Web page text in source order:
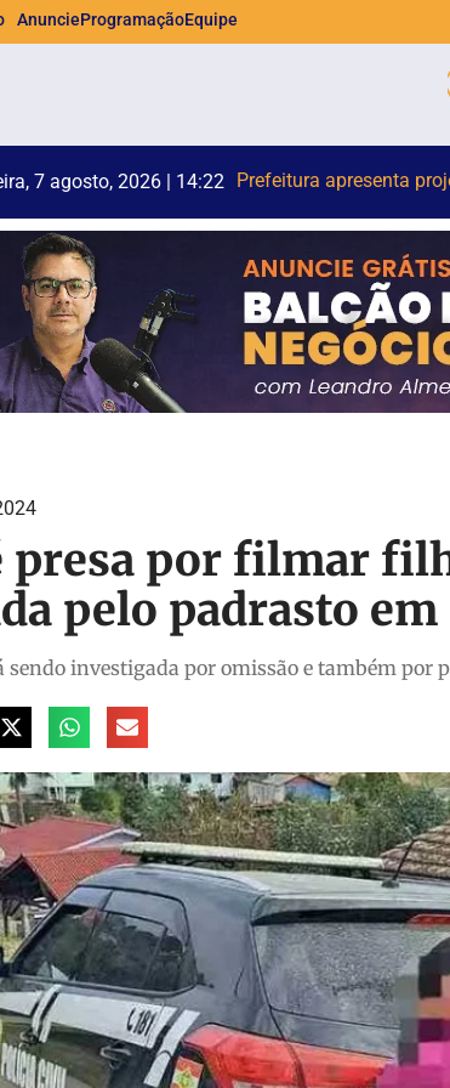
AnuncieProgramaçãoEquipe
7 agosto, 2026 | 14:22
7 agosto, 2026 | 14:21 Hom
Trecho da Avenida
presa por filmar
pelo padrasto em
sendo investigada por omissão e também por